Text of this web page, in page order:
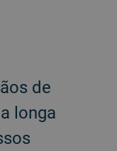
de
longa